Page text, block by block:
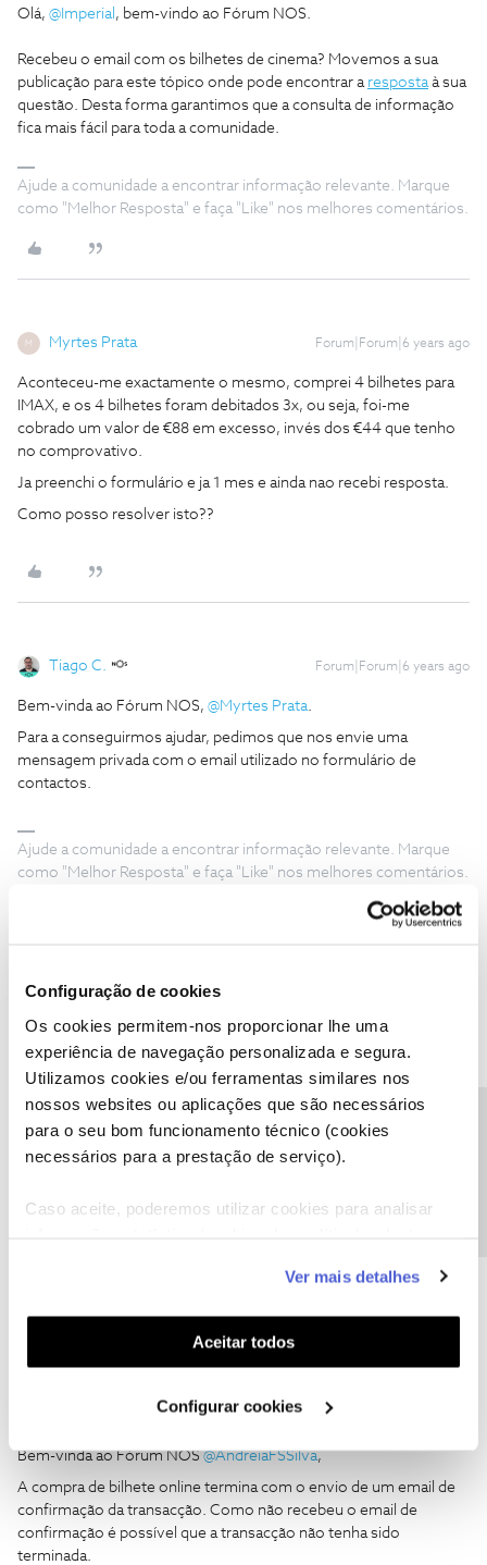
Configuração de cookies
Os cookies permitem-nos proporcionar lhe uma
experiência de navegação personalizada e segura.
Utilizamos cookies e/ou ferramentas similares nos
nossos websites ou aplicações que são necessários
para o seu bom funcionamento técnico (cookies
necessários para a prestação de serviço).
Caso aceite, poderemos utilizar cookies para analisar
funcionalidades (cookies de personalização e
funcionalidade) e adaptar anúncios aos seus interesses
(cookies de publicidade personalizada). Pode gerir a
utilização dos cookies clicando em "Configurar
Ver mais detalhes
Aceitar todos
Configurar cookies
Olá, @Imperial , bem-vindo ao Fórum NOS.
Recebeu o email com os bilhetes de cinema? Movemos a sua
publicação para este tópico onde pode encontrar a respostaà sua
questão. Desta forma garantimos que a consulta de informação
fica mais fácil para toda a comunidade.
Ajude a comunidade a encontrar informação relevante. Marque
como "Melhor Resposta" e faça "Like" nos melhores comentários.
M Myrtes Prata Forum|Forum|6 years ago
Aconteceu-me exactamente o mesmo, comprei 4 bilhetes para
IMAX, e os 4 bilhetes foram debitados 3x, ou seja, foi-me
cobrado um valor de €88 em excesso, invés dos €44 que tenho
no comprovativo.
Ja preenchi o formulário e ja 1 mes e ainda nao recebi resposta.
Como posso resolver isto??
Tiago C. Forum|Forum|6 years ago
Bem-vinda ao Fórum NOS, @Myrtes Prata.
Para a conseguirmos ajudar, pedimos que nos envie uma
mensagem privada com o email utilizado no formulário de
contactos.
Ajude a comunidade a encontrar informação relevante. Marque
como "Melhor Resposta" e faça "Like" nos melhores comentários.
Boa tarde, pelos vistos este problema é mais recorrente do que
eu pensava (compra de bilhetes, dinheiro cativo, nenhum email
Eu ontem preenchi o formulário na NOS, como foi aqui
mencionado, e inclusivamente enviei msg privada no facebook
do NOS Cinemas, mas não obtive nenhuma resposta.
A sessão é hoje, dia 25/02. E agora? :/
Forum|Forum|6 years ago
Bem-vinda ao Fórum NOS @AndreiaFSSilva,
A compra de bilhete online termina com o envio de um email de
confirmação da transacção. Como não recebeu o email de
confirmação é possível que a transacção não tenha sido
terminada.